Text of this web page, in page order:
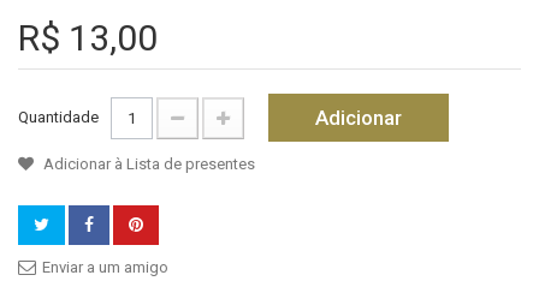
R$ 13,00
Quantidade Adicionar
Adicionar à Lista de presentes
Enviar a um amigo